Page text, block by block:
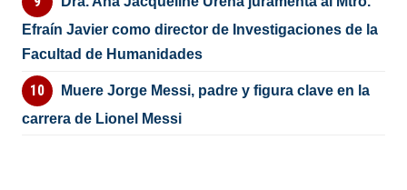
Efraín Javier como director de Investigaciones de la
Facultad de Humanidades
Muere Jorge Messi, padre y figura clave en la
carrera de Lionel Messi